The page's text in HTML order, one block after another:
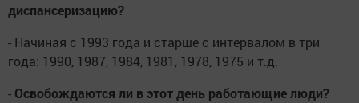
диспансеризацию?
- Начиная с 1993 года и старше с интервалом в три
года: 1990, 1987, 1984, 1981, 1978, 1975 и т.д.
- Освобождаются ли в этот день работающие люди?